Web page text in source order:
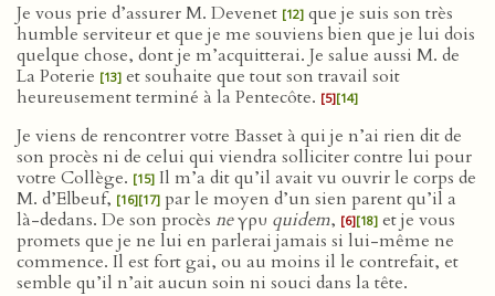
Je vous prie d’assurer M. Devenet [12] que je suis son très
humble serviteur et que je me souviens bien que je lui dois
quelque chose, dont je m’acquitterai. Je salue aussi M. de
La Poterie [13] et souhaite que tout son travail soit
heureusement terminé à la Pentecôte. [5][14]
Je viens de rencontrer votre Basset à qui je n’ai rien dit de
son procès ni de celui qui viendra solliciter contre lui pour
votre Collège. [15] Il m’a dit qu’il avait vu ouvrir le corps de
M. d’Elbeuf, [16][17] par le moyen d’un sien parent qu’il a
là-dedans. De son procès neγρυ quidem, [6][18] et je vous
promets que je ne lui en parlerai jamais si lui-même ne
commence. Il est fort gai, ou au moins il le contrefait, et
semble qu’il n’ait aucun soin ni souci dans la tête.